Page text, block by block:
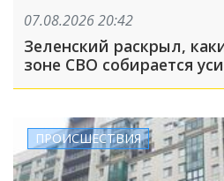
07.08.2026 20:42
Зеленский раскрыл,
зоне СВО собирается
ПРОИСШЕСТВИЯ